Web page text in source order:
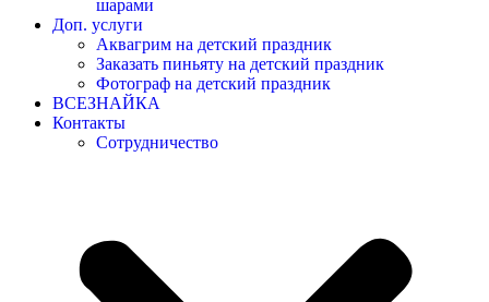
шарами
Доп. услуги
Аквагрим на детский праздник
Заказать пиньяту на детский праздник
Фотограф на детский праздник
ВСЕЗНАЙКА
Контакты
Сотрудничество